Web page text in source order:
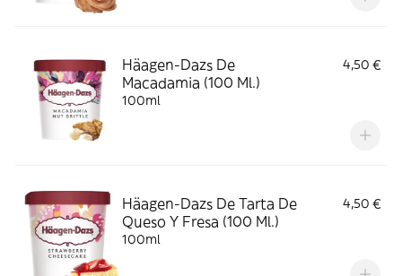
Häagen-Dazs De
Macadamia (100 Ml.)
4,50 €
100ml
Häagen-Dazs De Tarta De
Queso Y Fresa (100 Ml.)
4,50 €
100ml